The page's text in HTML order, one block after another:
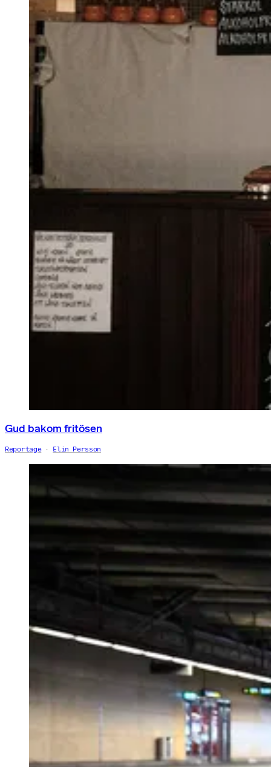
Gud bakom fritösen
Reportage Elin Persson